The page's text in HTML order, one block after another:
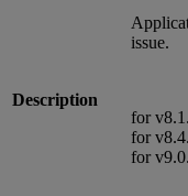
Description
issue.
for
for
for